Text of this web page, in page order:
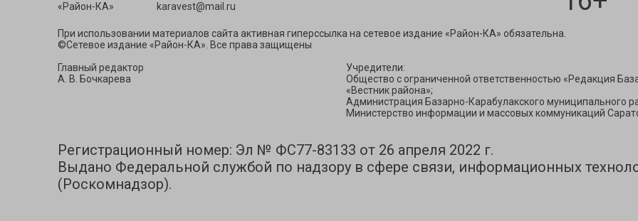
«Район-КА» karavest@mail.ru
При использовании материалов сайта активная гиперссылка на сетевое издание «Район-КА» обязательна.
©Сетевое издание «Район-КА». Все права защищены
Главный редактор
А. В. Бочкарева
Учредители:
Общество с ограниченной ответственностью «Редакция
«Вестник района»;
Администрация Базарно-Карабулакского муниципального
Министерство информации и массовых коммуникаций
Регистрационный номер: Эл № ФС77-83133 от 26 апреля 2022 г.
Выдано Федеральной службой по надзору в сфере связи, информационных
(Роскомнадзор).